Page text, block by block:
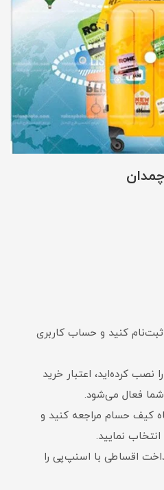
کنید و حساب کاربری
نصب کرده‌اید، اعتبار خرید
شما فعال می‌شود.
کیف حسام مراجعه کنید و
نمایید.
اقساطی با اسنپ‌پی را